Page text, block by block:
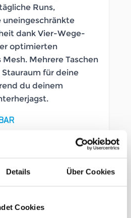
Details Über Cookies
Cookies
Runs,
uneingeschränkte
dank Vier-Wege-
optimierten
Mesh. Mehrere Taschen
für deine
du deinem
LB_2465110024